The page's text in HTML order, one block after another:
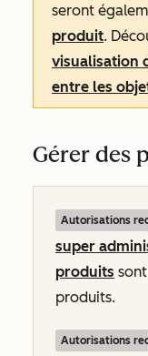
seront
produit.
visualisation
entre les
Gérer des
Autorisations
super
produits
produits.
Autorisations